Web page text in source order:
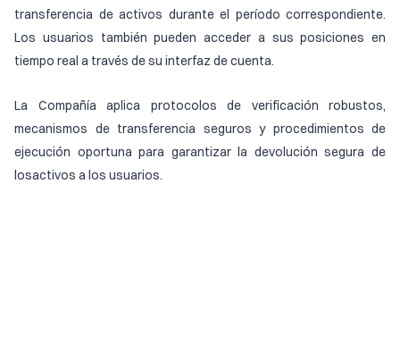
transferencia de activos durante el período correspondiente.
Los usuarios también pueden acceder a sus posiciones en
tiempo real a través de su interfaz de cuenta.
La Compañía aplica protocolos de verificación robustos,
mecanismos de transferencia seguros y procedimientos de
ejecución oportuna para garantizar la devolución segura de
losactivos a los usuarios.